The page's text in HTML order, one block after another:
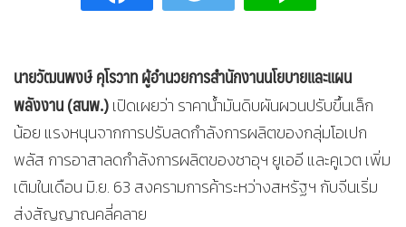
นายวัฒนพงษ์ คุโรวาท ผู้อำนวยการสำนักงานนโยบายและแผน
พลังงาน (สนพ.)เปิดเผยว่า ราคาน้ำมันดิบผันผวนปรับขึ้นเล็ก
น้อย แรงหนุนจากการปรับลดกำลังการผลิตของกลุ่มโอเปก
พลัส การอาสาลดกำลังการผลิตของซาอุฯ ยูเออี และคูเวต เพิ่ม
เติมในเดือน มิ.ย. 63 สงครามการค้าระหว่างสหรัฐฯ กับจีนเริ่ม
ส่งสัญญาณคลี่คลาย